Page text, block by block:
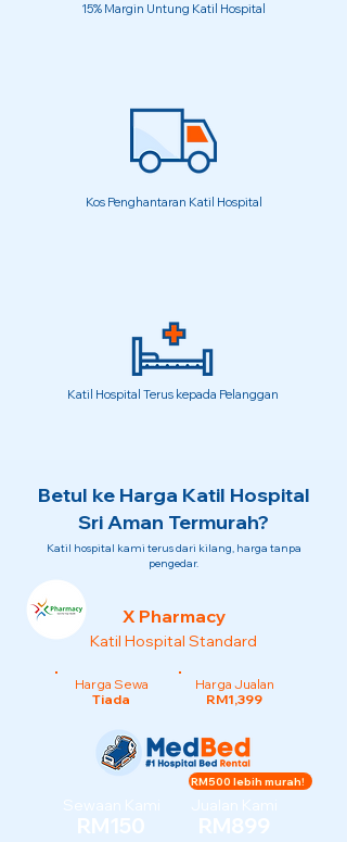
15% Margin Untung Katil Hospital
Kos Penghantaran Katil Hospital
Katil Hospital Terus kepada Pelanggan
Betul ke Harga Katil Hospital
Sri Aman Termurah?
Katil hospital kami terus dari kilang, harga tanpa
pengedar.
X Pharmacy
Katil Hospital Standard
Harga Sewa
Tiada
Harga Jualan
RM1,399
Sewaan Kami
RM150
Jualan Kami
RM899
RM500 lebih murah!